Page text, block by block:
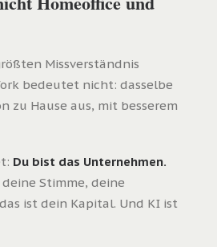
Missverständnis
bedeutet nicht: dasselbe
zu Hause aus, mit besserem
Du bist das Unternehmen.
Stimme, deine
ist dein Kapital. Und KI ist